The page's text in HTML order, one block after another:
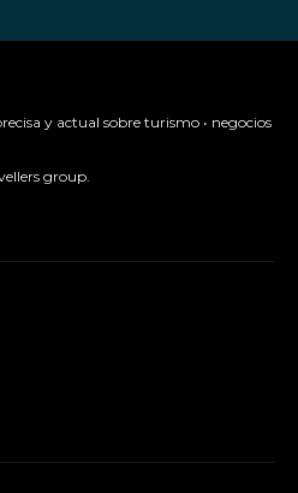
y actual sobre turismo • negocios
group.